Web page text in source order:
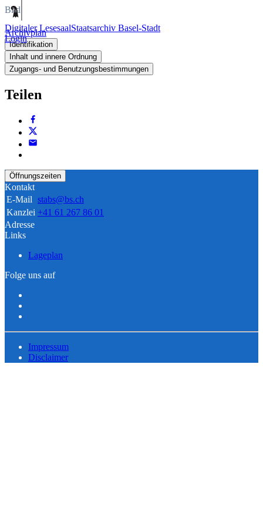
Digitaler LesesaalStaatsarchiv Basel-Stadt
Login
Bild
Archivplan
Identifikation
Inhalt und innere Ordnung
Zugangs- und Benutzungsbestimmungen
Teilen
Öffnungszeiten
Kontakt
E-Mail stabs@bs.ch
Kanzlei +41 61 267 86 01
Adresse
Links
Lageplan
Folge uns auf
Impressum
Disclaimer